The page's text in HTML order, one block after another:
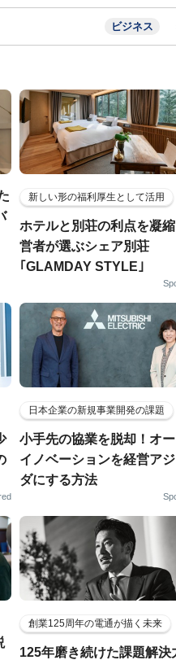
ビジネス
新しい形の福利厚生として活用
ホテルと別荘の利点を凝
営者が選ぶシェア別荘
｢GLAMDAY STYLE｣
日本企業の新規事業開発の課題
小手先の協業を脱却！オ
イノベーションを経営ア
ダにする方法
創業125周年の電通が描く未来
125年磨き続けた課題解決